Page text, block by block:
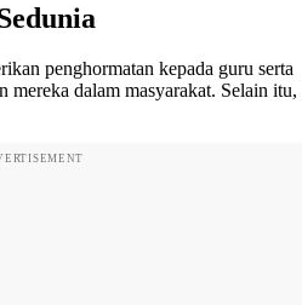
penghormatan kepada guru serta
mereka dalam masyarakat. Selain itu,